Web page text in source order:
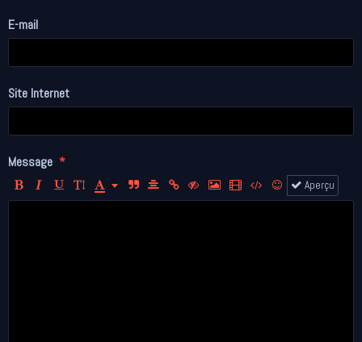
E-mail
Site Internet
Message
Aperçu